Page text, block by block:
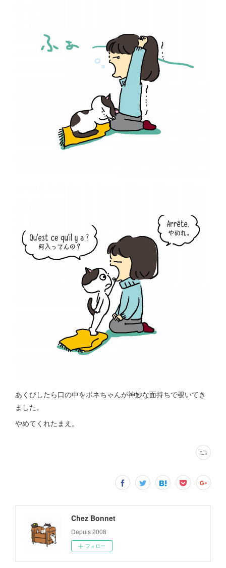
あくびしたら口の中をボネちゃんが神妙な面持ちで覗いてき
ました。
やめてくれたまえ。
Chez Bonnet
Depuis 2008
フォロー